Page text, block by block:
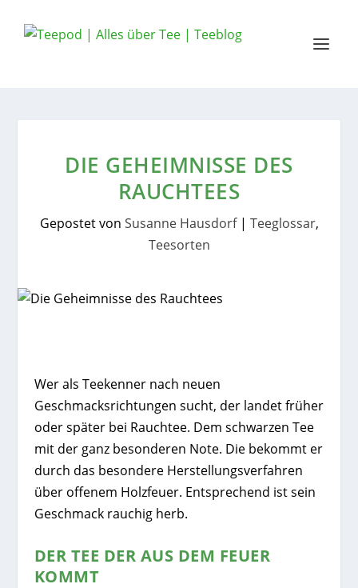
DIE GEHEIMNISSE DES
RAUCHTEES
Gepostet von Susanne Hausdorf| Teeglossar,
Teesorten
Wer als Teekenner nach neuen
Geschmacksrichtungen sucht, der landet früher
oder später bei Rauchtee. Dem schwarzen Tee
mit der ganz besonderen Note. Die bekommt er
durch das besondere Herstellungsverfahren
über offenem Holzfeuer. Entsprechend ist sein
Geschmack rauchig herb.
DER TEE DER AUS DEM FEUER
KOMMT